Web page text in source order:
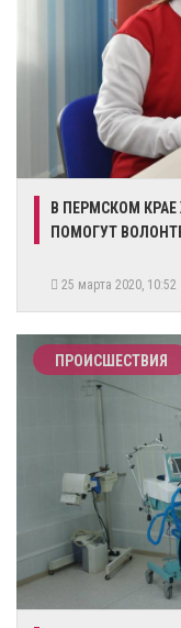
В ПЕРМСКОМ
ПОМОГУТ
25 марта 2020, 10:52
ПРОИСШЕСТВИЯ